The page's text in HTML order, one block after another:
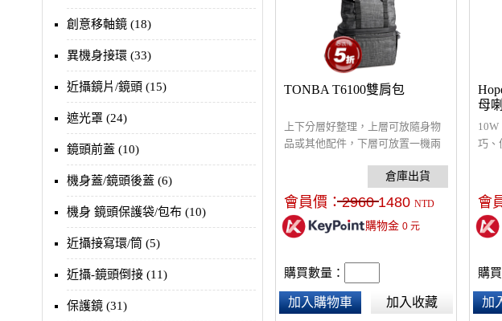
創意移軸鏡 (18)
異機身接環 (33)
近攝鏡片/鏡頭 (15)
遮光罩 (24)
鏡頭前蓋 (10)
機身蓋/鏡頭後蓋 (6)
機身 鏡頭保護袋/包布 (10)
近攝接寫環/筒 (5)
近攝-鏡頭倒接 (11)
保護鏡 (31)
TONBA T6100雙肩包
上下分層好整理，上層可放隨身物
品或其他配件，下層可放置一機兩
包多個用途，排扣式設計，可裝較
長的鏡頭或是放置衣物等等，背包
容量用到哪扣到哪
會員價：2960 1480 NTD
購物金 0元
購買數量：
加入購物車 加入收藏
母
10W
巧、
便
廣。
音
置
成
會
購
加